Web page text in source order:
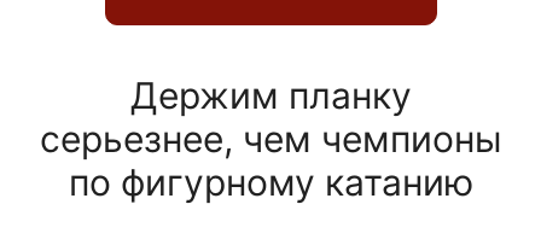
Держим планку
серьезнее, чем чемпионы
по фигурному катанию